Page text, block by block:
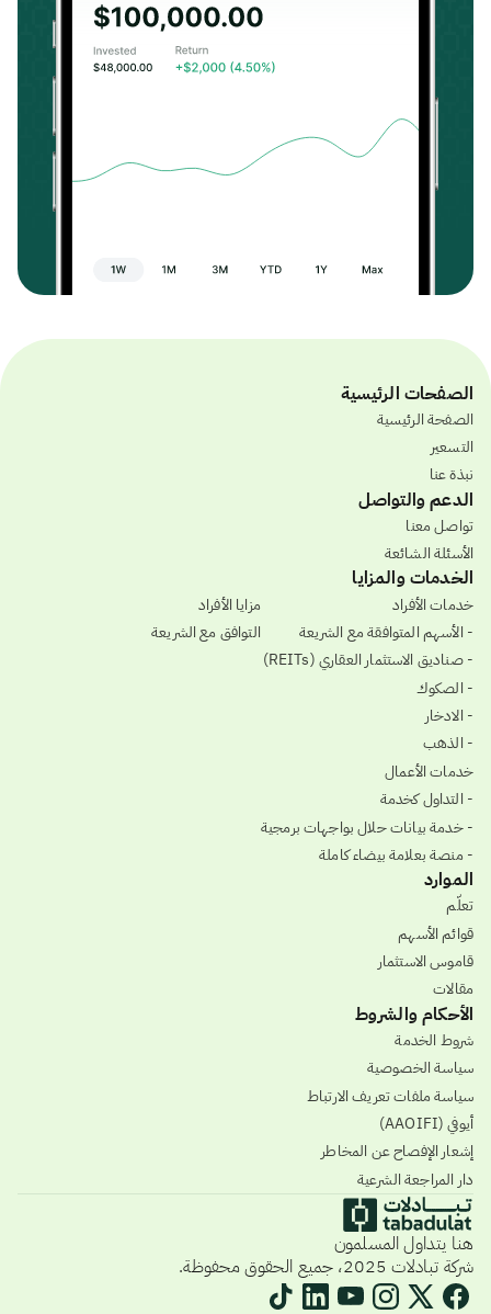
الصفحات الرئيسية
الصفحة الرئيسية
التسعير
نبذة عنا
الدعم والتواصل
تواصل معنا
الأسئلة الشائعة
الخدمات والمزايا
خدمات الأفراد
- الأسهم المتوافقة مع الشريعة
- صناديق الاستثمار العقاري (REITs)
- الصكوك
- الادخار
- الذهب
خدمات الأعمال
- التداول كخدمة
- خدمة بيانات حلال بواجهات برمجية
- منصة بعلامة بيضاء كاملة
مزايا الأفراد
التوافق مع الشريعة
الموارد
تعلّم
قوائم الأسهم
قاموس الاستثمار
مقالات
الأحكام والشروط
شروط الخدمة
سياسة الخصوصية
سياسة ملفات تعريف الارتباط
أيوفي (AAOIFI)
إشعار الإفصاح عن المخاطر
دار المراجعة الشرعية
هنا يتداول المسلمون
شركة تبادلات 2025، جميع الحقوق محفوظة.